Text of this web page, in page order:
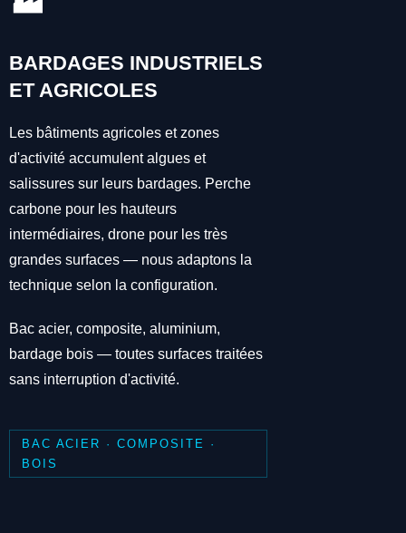
BARDAGES INDUSTRIELS
ET AGRICOLES
Les bâtiments agricoles et zones
d'activité accumulent algues et
salissures sur leurs bardages. Perche
carbone pour les hauteurs
intermédiaires, drone pour les très
grandes surfaces — nous adaptons la
technique selon la configuration.
Bac acier, composite, aluminium,
bardage bois — toutes surfaces traitées
sans interruption d'activité.
BAC ACIER · COMPOSITE ·
BOIS